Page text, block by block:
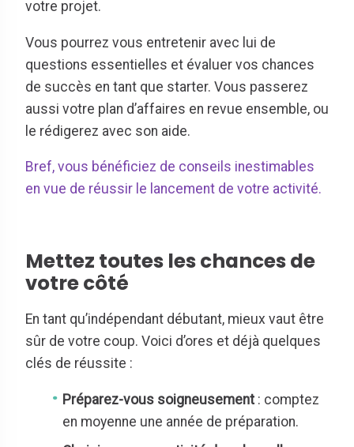
votre projet.
Vous pourrez vous entretenir avec lui de
questions essentielles et évaluer vos chances
de succès en tant que starter. Vous passerez
aussi votre plan d’affaires en revue ensemble, ou
le rédigerez avec son aide.
Bref, vous bénéficiez de conseils inestimables
en vue de réussir le lancement de votre activité.
Mettez toutes les chances de
votre côté
En tant qu’indépendant débutant, mieux vaut être
sûr de votre coup. Voici d’ores et déjà quelques
clés de réussite :
Préparez-vous soigneusement : comptez
en moyenne une année de préparation.